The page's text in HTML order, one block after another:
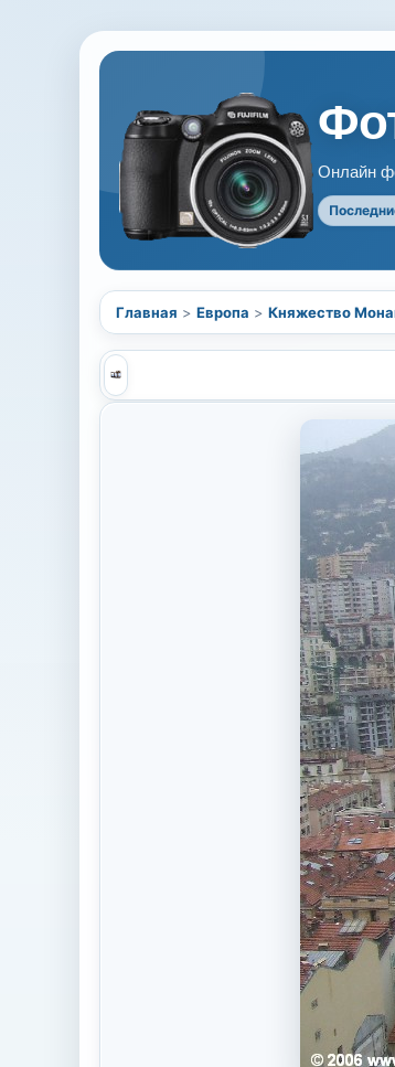
Онлайн
Главная > Европа > Княжество